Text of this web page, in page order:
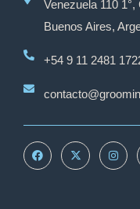
Venezuela 110 1°,
Buenos Aires,
+54 9 11 2481